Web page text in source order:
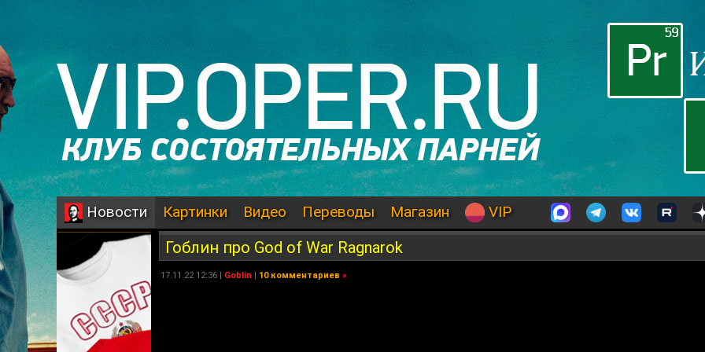
Новости Картинки Видео Переводы Магазин VIP
Гоблин про God of War Ragnarok
17.11.22 12:36 | Goblin | 10 комментариев »